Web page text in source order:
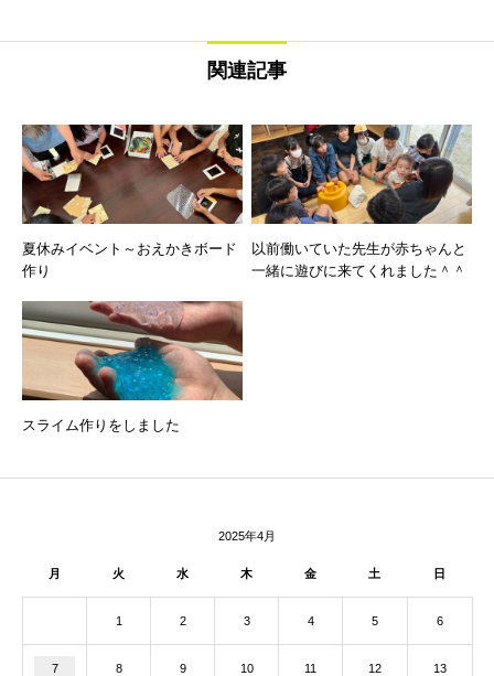
関連記事
夏休みイベント～おえかきボード
作り
以前働いていた先生が赤ちゃんと
一緒に遊びに来てくれました＾＾
スライム作りをしました
2025年4月
月 火 水 木 金 土 日
1 2 3 4 5 6
7 8 9 10 11 12 13